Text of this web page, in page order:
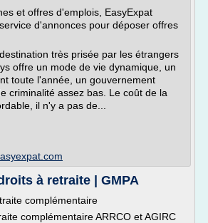
et offres d'emplois, EasyExpat
d'annonces pour déposer offres
très prisée par les étrangers
offre un mode de vie dynamique, un
toute l'année, un gouvernement
criminalité assez bas. Le coût de la
il n'y a pas de...
à retraite | GMPA
complémentaire
complémentaire ARRCO et AGIRC